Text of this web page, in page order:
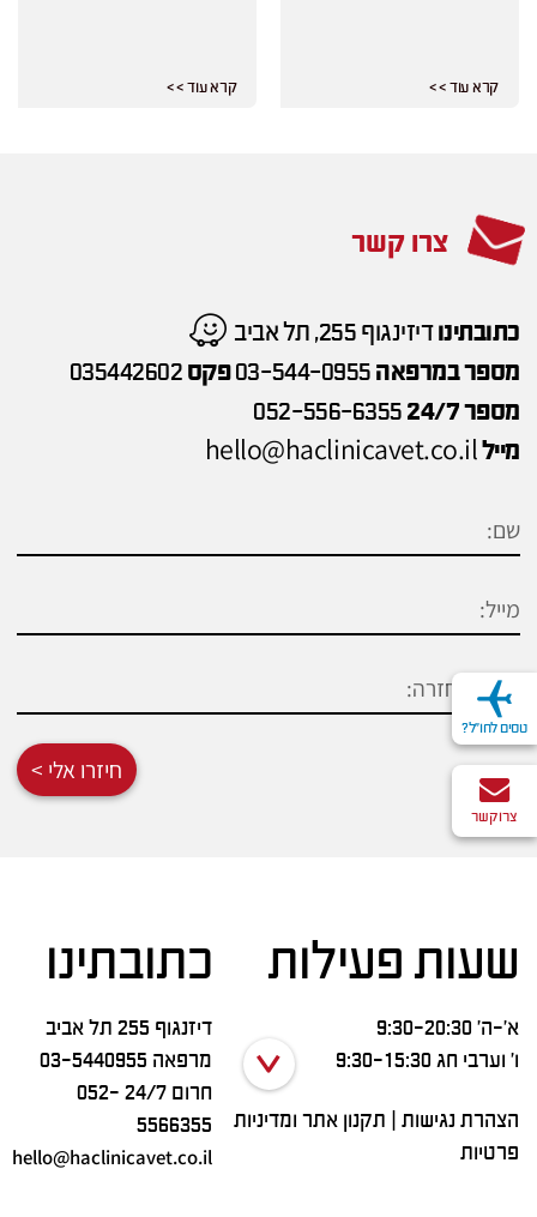
קרא עוד > > קרא עוד > >
צרו קשר
כתובתינודיזינגוף 255, תל אביב
מספר במרפאה 03-544-0955פקס 035442602
מספר 24/7
052-556-6355
מיילhello@haclinicavet.co.il
חיזרו אלי >
טסים לחו"ל?
צרו קשר
שעות פעילות
א’-ה’ 9:30-20:30
ו’ וערבי חג 9:30-15:30
הצהרת נגישות
תקנון אתר ומדיניות
פרטיות
כתובתינו
דיזנגוף 255 תל אביב
מרפאה 03-5440955
חרום 24/7
052-
5566355
hello@haclinicavet.co.il